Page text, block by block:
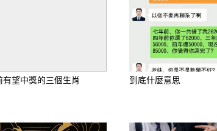
有望中獎的三個生肖 到底什麼意思